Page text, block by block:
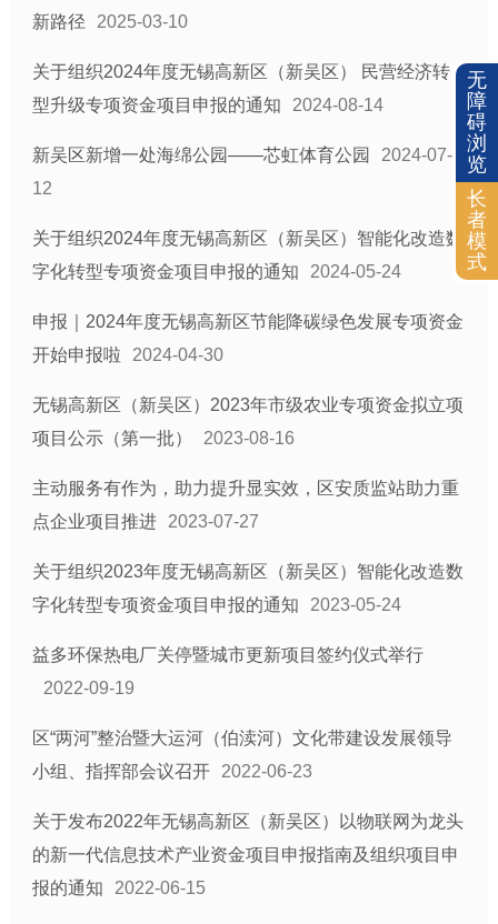
无
障
碍
浏
览
长
者
模
式
新路径
2025-03-10
关于组织2024年度无锡高新区（新吴区） 民营经济转
型升级专项资金项目申报的通知
2024-08-14
新吴区新增一处海绵公园——芯虹体育公园
2024-07-
12
关于组织2024年度无锡高新区（新吴区）智能化改造数
字化转型专项资金项目申报的通知
2024-05-24
申报｜2024年度无锡高新区节能降碳绿色发展专项资金
开始申报啦
2024-04-30
无锡高新区（新吴区）2023年市级农业专项资金拟立项
项目公示（第一批）
2023-08-16
主动服务有作为，助力提升显实效，区安质监站助力重
点企业项目推进
2023-07-27
关于组织2023年度无锡高新区（新吴区）智能化改造数
字化转型专项资金项目申报的通知
2023-05-24
益多环保热电厂关停暨城市更新项目签约仪式举行
2022-09-19
区“两河”整治暨大运河（伯渎河）文化带建设发展领导
小组、指挥部会议召开
2022-06-23
关于发布2022年无锡高新区（新吴区）以物联网为龙头
的新一代信息技术产业资金项目申报指南及组织项目申
报的通知
2022-06-15